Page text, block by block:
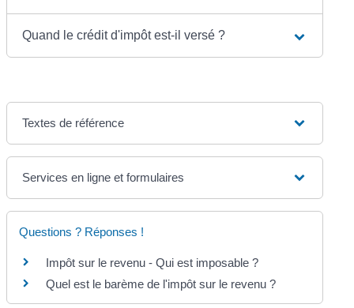
Quand le crédit d'impôt est-il versé ?
Textes de référence
Services en ligne et formulaires
Questions ? Réponses !
Impôt sur le revenu - Qui est imposable ?
Quel est le barème de l'impôt sur le revenu ?